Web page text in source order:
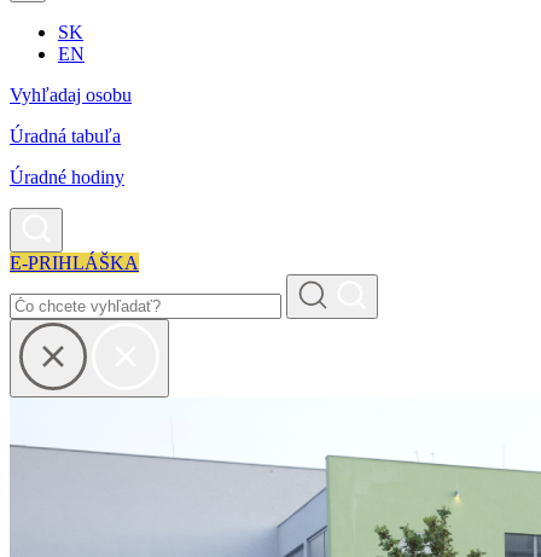
SK
EN
Vyhľadaj osobu
Úradná tabuľa
Úradné hodiny
E-PRIHLÁŠKA